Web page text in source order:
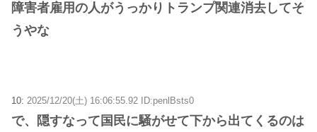
障害者雇用の人がうっかりトランプ関連消去してそ
うやな
10: 2025/12/20(土) 16:06:55.92 ID:penlBsts0
で、隠すなって国民に騒がせて下から出てくるのは